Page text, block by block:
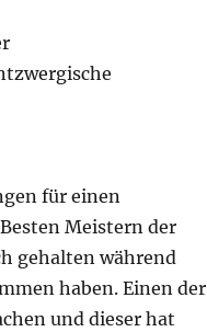
für einen
Meistern der
gehalten während
haben. Einen der
und dieser hat